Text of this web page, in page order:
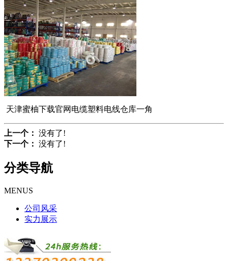
天津蜜柚下载官网电缆塑料电线仓库一角
上一个： 没有了!
下一个： 没有了!
分类导航
MENUS
公司风采
实力展示